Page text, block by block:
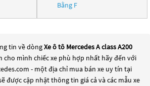
Bằng F
tin về dòngXe ô tô Mercedes A class A200
cho mình chiếc xe phù hợp nhất hãy đến với
- một địa chỉ mua bán xe uy tín tại
được cập nhật thông tin giá cả và các mẫu xe